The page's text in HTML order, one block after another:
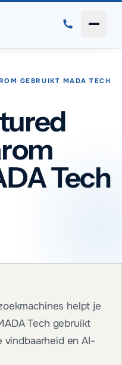
GEBRUIKT MADA TECH
Tech
helpt je
Tech gebruikt
vindbaarheid en AI-